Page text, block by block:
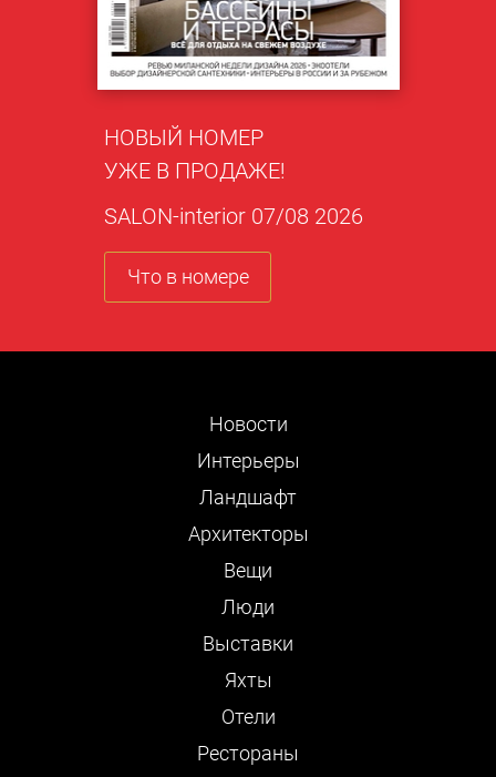
НОВЫЙ НОМЕР
УЖЕ В ПРОДАЖЕ!
SALON-interior 07/08 2026
Что в номере
Новости
Интерьеры
Ландшафт
Архитекторы
Вещи
Люди
Выставки
Яхты
Отели
Рестораны